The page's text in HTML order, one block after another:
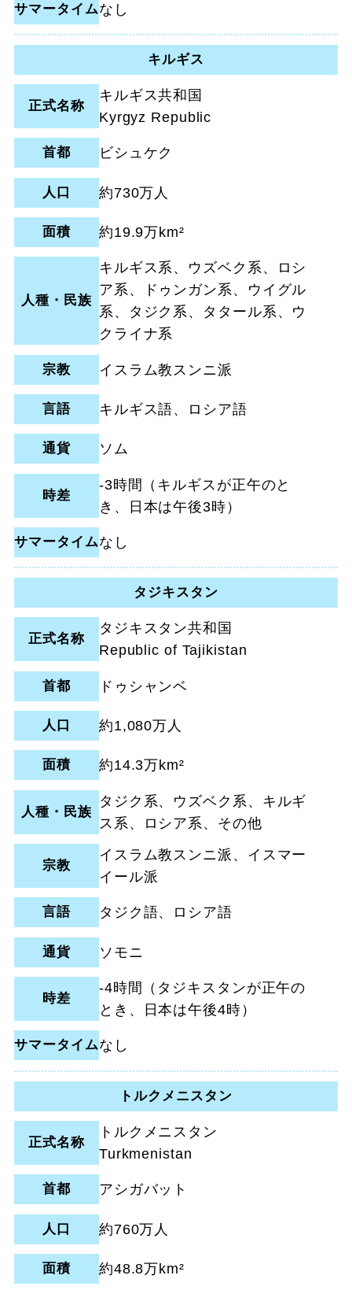
サマータイムなし
キルギス
正式名称
キルギス共和国
Kyrgyz Republic
首都 ビシュケク
人口 約730万人
面積 約19.9万km²
人種・民族
キルギス系、ウズベク系、ロシ
ア系、ドゥンガン系、ウイグル
系、タジク系、タタール系、ウ
クライナ系
宗教 イスラム教スンニ派
言語 キルギス語、ロシア語
通貨 ソム
時差
-3時間（キルギスが正午のと
き、日本は午後3時）
サマータイムなし
タジキスタン
正式名称
タジキスタン共和国
Republic of Tajikistan
首都 ドゥシャンベ
人口 約1,080万人
面積 約14.3万km²
人種・民族
タジク系、ウズベク系、キルギ
ス系、ロシア系、その他
宗教
イスラム教スンニ派、イスマー
イール派
言語 タジク語、ロシア語
通貨 ソモニ
時差
-4時間（タジキスタンが正午の
とき、日本は午後4時）
サマータイムなし
トルクメニスタン
正式名称
トルクメニスタン
Turkmenistan
首都 アシガバット
人口 約760万人
面積 約48.8万km²